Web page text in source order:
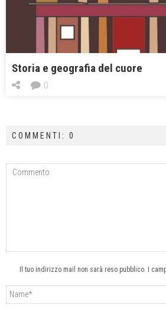
Storia e geografia del cuore
0
COMMENTI: 0
Il tuo indirizzo mail non sarà reso pubblico. I